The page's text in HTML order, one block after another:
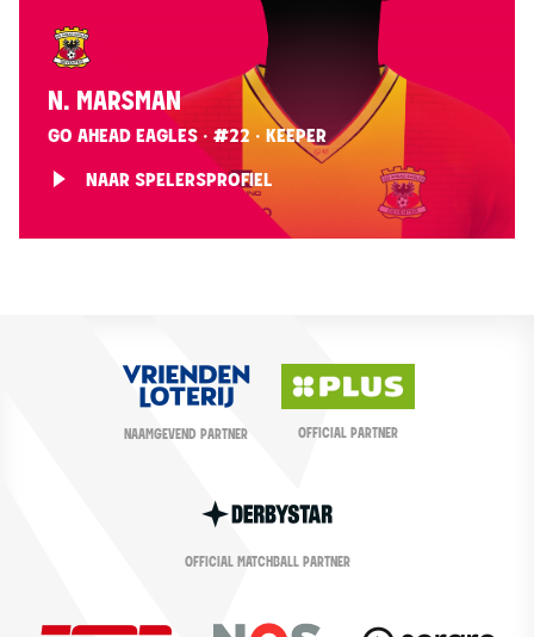
N. MARSMAN
GO AHEAD EAGLES · #22 · KEEPER
NAAR SPELERSPROFIEL
NAAMGEVEND PARTNER OFFICIAL PARTNER
OFFICIAL MATCHBALL PARTNER